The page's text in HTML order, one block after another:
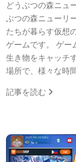
どうぶつの森ニュ
ぶつの森ニューリ
たちが暮らす仮想
ゲームです。 ゲー
生き物をキャッチ
場所で、様々な時
記事を読む